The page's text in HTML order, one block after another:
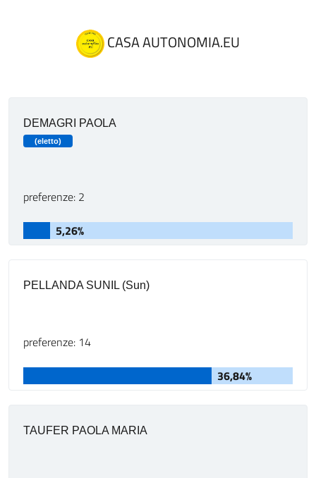
CASA AUTONOMIA.EU
DEMAGRI PAOLA
(eletto)
preferenze: 2
5,26%
PELLANDA SUNIL (Sun)
preferenze: 14
36,84%
TAUFER PAOLA MARIA